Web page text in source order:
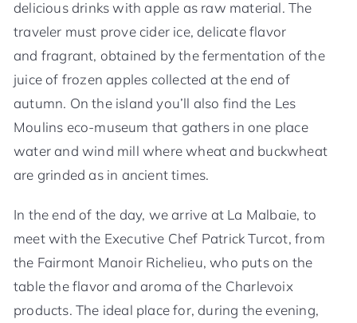
delicious drinks with apple as raw material. The
traveler must prove cider ice, delicate flavor
and fragrant, obtained by the fermentation of the
juice of frozen apples collected at the end of
autumn. On the island you’ll also find the Les
Moulins eco-museum that gathers in one place
water and wind mill where wheat and buckwheat
are grinded as in ancient times.
In the end of the day, we arrive at La Malbaie, to
meet with the Executive Chef Patrick Turcot, from
the Fairmont Manoir Richelieu, who puts on the
table the flavor and aroma of the Charlevoix
products. The ideal place for, during the evening,